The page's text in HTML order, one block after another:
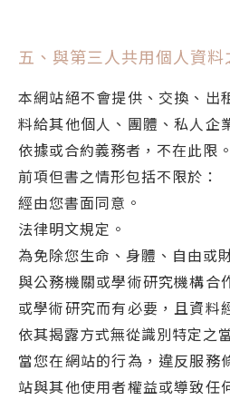
五、與第三人共用個人資料
本網站絕不會提供、交換、出
料給其他個人、團體、私人企
依據或合約義務者，不在此限。
前項但書之情形包括不限於：
經由您書面同意。
法律明文規定。
為免除您生命、身體、自由或
與公務機關或學術研究機構合
或學術研究而有必要，且資料
依其揭露方式無從識別特定之
當您在網站的行為，違反服務
站與其他使用者權益或導致任